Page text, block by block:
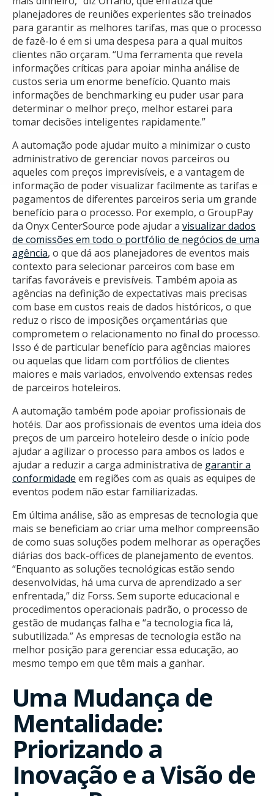
planejadores de reuniões experientes são treinados
para garantir as melhores tarifas, mas que o processo
de fazê-lo é em si uma despesa para a qual muitos
clientes não orçaram. “Uma ferramenta que revela
informações críticas para apoiar minha análise de
custos seria um enorme benefício. Quanto mais
informações de benchmarking eu puder usar para
determinar o melhor preço, melhor estarei para
tomar decisões inteligentes rapidamente.”
A automação pode ajudar muito a minimizar o custo
administrativo de gerenciar novos parceiros ou
aqueles com preços imprevisíveis, e a vantagem de
informação de poder visualizar facilmente as tarifas e
pagamentos de diferentes parceiros seria um grande
benefício para o processo. Por exemplo, o GroupPay
da Onyx CenterSource pode ajudar a visualizar dados
de comissões em todo o portfólio de negócios de uma
agência, o que dá aos planejadores de eventos mais
contexto para selecionar parceiros com base em
tarifas favoráveis e previsíveis. Também apoia as
agências na definição de expectativas mais precisas
com base em custos reais de dados históricos, o que
reduz o risco de imposições orçamentárias que
comprometem o relacionamento no final do processo.
Isso é de particular benefício para agências maiores
ou aquelas que lidam com portfólios de clientes
maiores e mais variados, envolvendo extensas redes
de parceiros hoteleiros.
A automação também pode apoiar profissionais de
hotéis. Dar aos profissionais de eventos uma ideia dos
preços de um parceiro hoteleiro desde o início pode
ajudar a agilizar o processo para ambos os lados e
ajudar a reduzir a carga administrativa de garantir a
conformidade em regiões com as quais as equipes de
eventos podem não estar familiarizadas.
Em última análise, são as empresas de tecnologia que
mais se beneficiam ao criar uma melhor compreensão
de como suas soluções podem melhorar as operações
diárias dos back-offices de planejamento de eventos.
“Enquanto as soluções tecnológicas estão sendo
desenvolvidas, há uma curva de aprendizado a ser
enfrentada,” diz Forss. Sem suporte educacional e
procedimentos operacionais padrão, o processo de
gestão de mudanças falha e “a tecnologia fica lá,
subutilizada.” As empresas de tecnologia estão na
melhor posição para gerenciar essa educação, ao
mesmo tempo em que têm mais a ganhar.
Uma Mudança de
Mentalidade:
Priorizando a
Inovação e a Visão de